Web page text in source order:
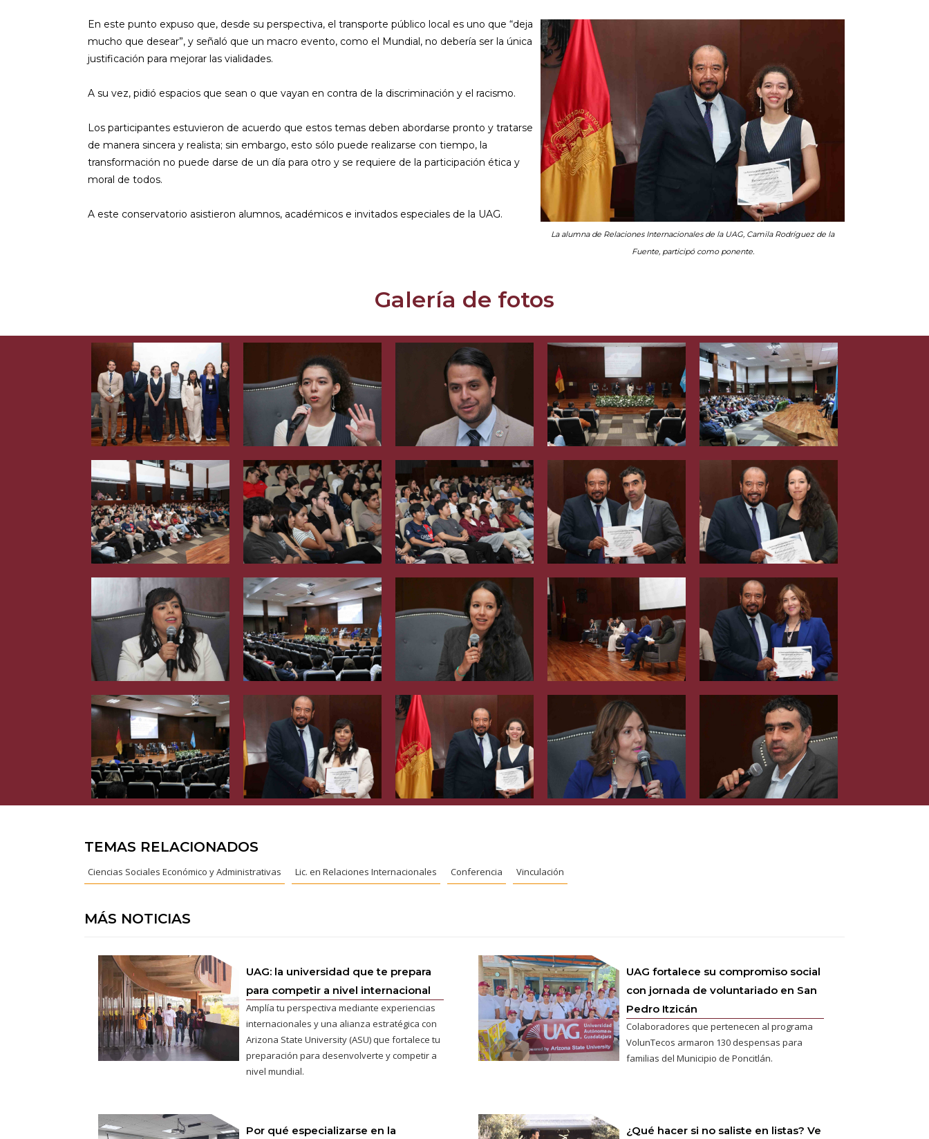
En este punto expuso que, desde su perspectiva, el transporte público local es uno que “deja
mucho que desear”, y señaló que un macro evento, como el Mundial, no debería ser la única
justificación para mejorar las vialidades.
A su vez, pidió espacios que sean o que vayan en contra de la discriminación y el racismo.
Los participantes estuvieron de acuerdo que estos temas deben abordarse pronto y tratarse
de manera sincera y realista; sin embargo, esto sólo puede realizarse con tiempo, la
transformación no puede darse de un día para otro y se requiere de la participación ética y
moral de todos.
A este conservatorio asistieron alumnos, académicos e invitados especiales de la UAG.
La alumna de Relaciones Internacionales de la UAG, Camila Rodríguez de la
Fuente, participó como ponente.
Galería de fotos
TEMAS RELACIONADOS
Ciencias Sociales Económico y Administrativas Lic. en Relaciones Internacionales Conferencia Vinculación
MÁS NOTICIAS
UAG: la universidad que te prepara
para competir a nivel internacional
Amplía tu perspectiva mediante experiencias
internacionales y una alianza estratégica con
Arizona State University (ASU) que fortalece tu
preparación para desenvolverte y competir a
nivel mundial.
UAG fortalece su compromiso social
con jornada de voluntariado en San
Pedro Itzicán
Colaboradores que pertenecen al programa
VolunTecos armaron 130 despensas para
familias del Municipio de Poncitlán.
Por qué especializarse en la ¿Qué hacer si no saliste en listas? Ve